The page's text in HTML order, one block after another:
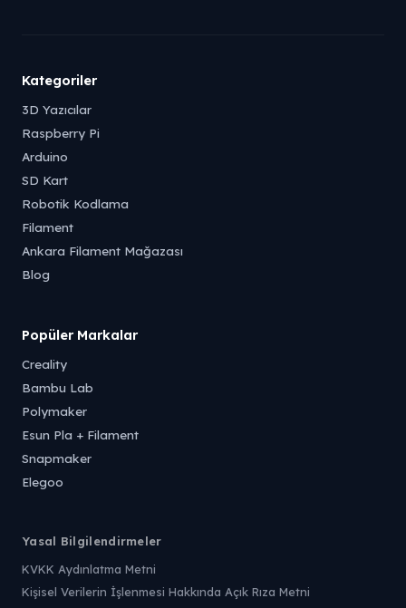
Kategoriler
3D Yazıcılar
Raspberry Pi
Arduino
SD Kart
Robotik Kodlama
Filament
Ankara Filament Mağazası
Blog
Popüler Markalar
Creality
Bambu Lab
Polymaker
Esun Pla + Filament
Snapmaker
Elegoo
Yasal Bilgilendirmeler
KVKK Aydınlatma Metni
Kişisel Verilerin İşlenmesi Hakkında Açık Rıza Metni